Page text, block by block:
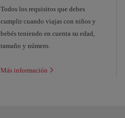
Todos los requisitos que debes
cumplir cuando viajas con niños y
bebés teniendo en cuenta su edad,
tamaño y número.
Más información